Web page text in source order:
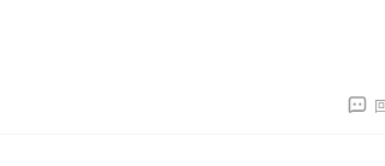
Bluemercury：限时大促